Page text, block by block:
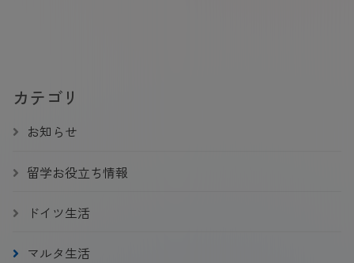
カテゴリ
お知らせ
留学お役立ち情報
ドイツ生活
マルタ生活